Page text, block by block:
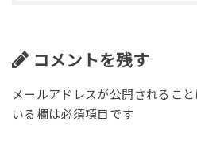
コメントを残す
メールアドレスが公開されること
いる欄は必須項目です